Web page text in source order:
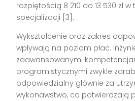
rozpiętością 8 210 do 13 530 zł
specjalizacji [3].
Wykształcenie oraz zakres
wpływają na poziom płac.
zaawansowanymi
programistycznymi zwykle
odpowiedzialny głównie za
wykonawstwo, co potwierdzają